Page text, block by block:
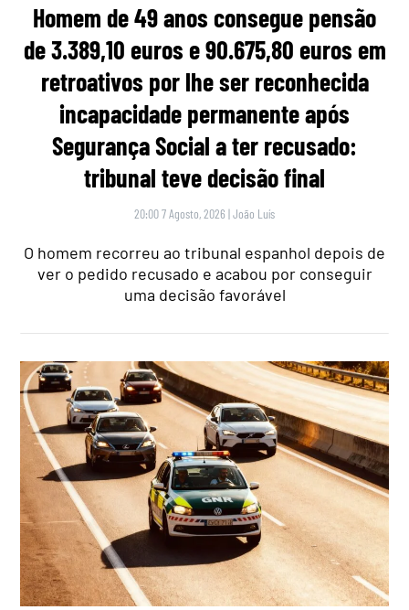
Homem de 49 anos consegue pensão
de 3.389,10 euros e 90.675,80 euros em
retroativos por lhe ser reconhecida
incapacidade permanente após
Segurança Social a ter recusado:
tribunal teve decisão final
20:00 7 Agosto, 2026 |João Luís
O homem recorreu ao tribunal espanhol depois de
ver o pedido recusado e acabou por conseguir
uma decisão favorável